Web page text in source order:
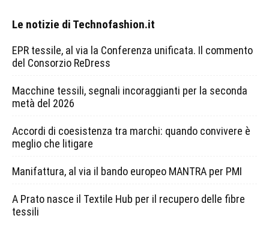
Le notizie di Technofashion.it
EPR tessile, al via la Conferenza unificata. Il commento
del Consorzio ReDress
Macchine tessili, segnali incoraggianti per la seconda
metà del 2026
Accordi di coesistenza tra marchi: quando convivere è
meglio che litigare
Manifattura, al via il bando europeo MANTRA per PMI
A Prato nasce il Textile Hub per il recupero delle fibre
tessili